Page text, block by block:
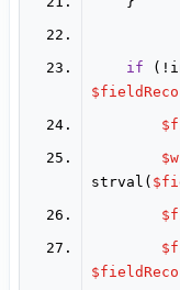
if
strval(